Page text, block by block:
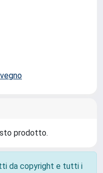
prodotto.
da copyright e tutti i